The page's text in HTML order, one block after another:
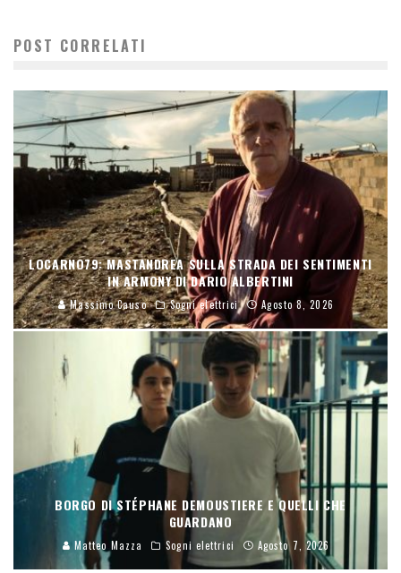
POST CORRELATI
LOCARNO79: MASTANDREA SULLA STRADA DEI SENTIMENTI
IN ARMONY DI DARIO ALBERTINI
Massimo Causo Sogni elettrici Agosto 8, 2026
BORGO DI STÉPHANE DEMOUSTIERE E QUELLI CHE
GUARDANO
Matteo Mazza Sogni elettrici Agosto 7, 2026